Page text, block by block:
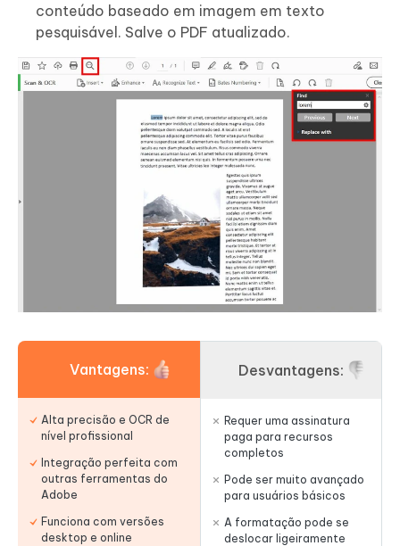
conteúdo baseado em imagem em texto
pesquisável. Salve o PDF atualizado.
Vantagens:
Alta precisão e OCR de
nível profissional
Integração perfeita com
outras ferramentas do
Adobe
Funciona com versões
desktop e online
Desvantagens:
Requer uma assinatura
paga para recursos
completos
Pode ser muito avançado
para usuários básicos
A formatação pode se
deslocar ligeiramente